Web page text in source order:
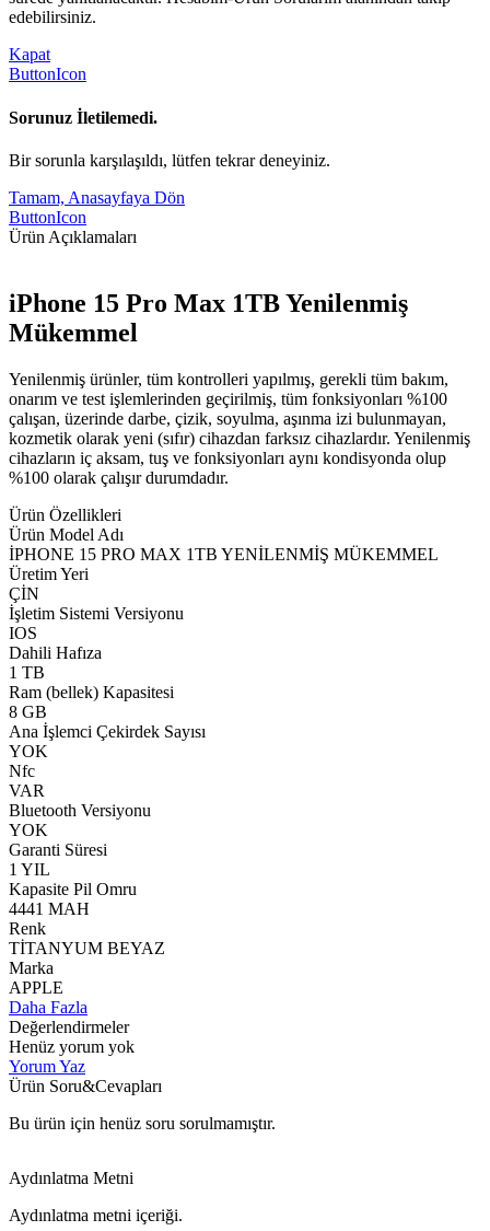
edebilirsiniz.
Kapat
ButtonIcon
Sorunuz İletilemedi.
Bir sorunla karşılaşıldı, lütfen tekrar deneyiniz.
Tamam, Anasayfaya Dön
ButtonIcon
Ürün Açıklamaları
iPhone 15 Pro Max 1TB Yenilenmiş
Mükemmel
Yenilenmiş ürünler, tüm kontrolleri yapılmış, gerekli tüm bakım,
onarım ve test işlemlerinden geçirilmiş, tüm fonksiyonları %100
çalışan, üzerinde darbe, çizik, soyulma, aşınma izi bulunmayan,
kozmetik olarak yeni (sıfır) cihazdan farksız cihazlardır. Yenilenmiş
cihazların iç aksam, tuş ve fonksiyonları aynı kondisyonda olup
%100 olarak çalışır durumdadır.
Ürün Özellikleri
Ürün Model Adı
İPHONE 15 PRO MAX 1TB YENİLENMİŞ MÜKEMMEL
Üretim Yeri
ÇİN
İşletim Sistemi Versiyonu
IOS
Dahili Hafıza
1 TB
Ram (bellek) Kapasitesi
8 GB
Ana İşlemci Çekirdek Sayısı
YOK
Nfc
VAR
Bluetooth Versiyonu
YOK
Garanti Süresi
1 YIL
Kapasite Pil Omru
4441 MAH
Renk
TİTANYUM BEYAZ
Marka
APPLE
Daha Fazla
Değerlendirmeler
Henüz yorum yok
Yorum Yaz
Ürün Soru&Cevapları
Bu ürün için henüz soru sorulmamıştır.
Aydınlatma Metni
Aydınlatma metni içeriği.